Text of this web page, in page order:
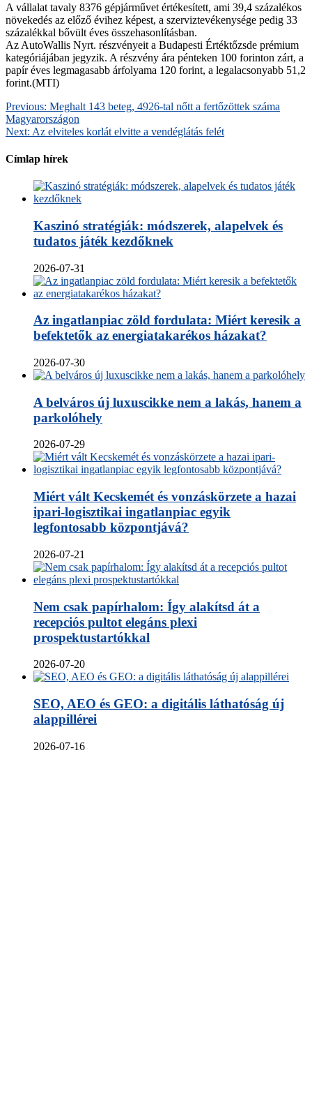
A vállalat tavaly 8376 gépjárművet értékesített, ami 39,4 százalékos
növekedés az előző évihez képest, a szerviztevékenysége pedig 33
százalékkal bővült éves összehasonlításban.
Az AutoWallis Nyrt. részvényeit a Budapesti Értéktőzsde prémium
kategóriájában jegyzik. A részvény ára pénteken 100 forinton zárt, a
papír éves legmagasabb árfolyama 120 forint, a legalacsonyabb 51,2
forint.(MTI)
Previous: Meghalt 143 beteg, 4926-tal nőtt a fertőzöttek száma
Magyarországon
Next: Az elviteles korlát elvitte a vendéglátás felét
Címlap hírek
Kaszinó stratégiák: módszerek, alapelvek és
tudatos játék kezdőknek
2026-07-31
Az ingatlanpiac zöld fordulata: Miért keresik a
befektetők az energiatakarékos házakat?
2026-07-30
A belváros új luxuscikke nem a lakás, hanem a
parkolóhely
2026-07-29
Miért vált Kecskemét és vonzáskörzete a hazai
ipari-logisztikai ingatlanpiac egyik
legfontosabb központjává?
2026-07-21
Nem csak papírhalom: Így alakítsd át a
recepciós pultot elegáns plexi
prospektustartókkal
2026-07-20
SEO, AEO és GEO: a digitális láthatóság új
alappillérei
2026-07-16